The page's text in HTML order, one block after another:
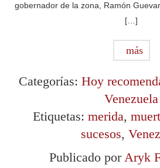
gobernador de la zona, Ramón
[…]
más
Categorías: Hoy
Venezuela
Etiquetas: merida,
sucesos,
Publicado porAryk